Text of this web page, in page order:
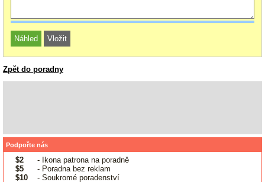
Zpět do poradny
Podpořte nás
$2
- Ikona patrona na poradně
$5
- Poradna bez reklam
$10
- Soukromé poradenství